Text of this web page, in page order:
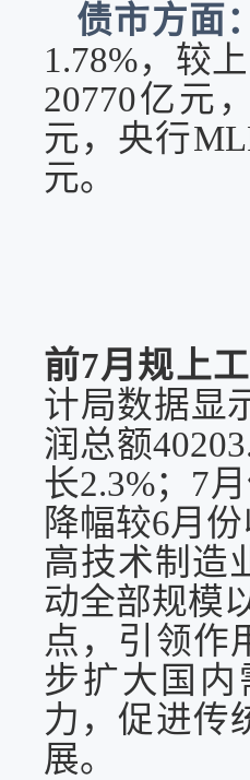
债市方面：
1.78%，较
20770亿元
元，央行
元。
前7月规上
计局数据显
润总额
长2.3%；7
降幅较6月
高技术制造
动全部规模
点，引领作
步扩大国
力，促进传
展。